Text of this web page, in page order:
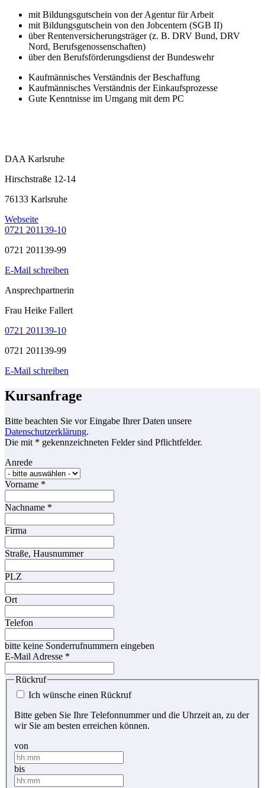
mit Bildungsgutschein von der Agentur für Arbeit
mit Bildungsgutschein von den Jobcentern (SGB II)
über Rentenversicherungsträger (z. B. DRV Bund, DRV
Nord, Berufsgenossenschaften)
über den Berufsförderungsdienst der Bundeswehr
Kaufmännisches Verständnis der Beschaffung
Kaufmännisches Verständnis der Einkaufsprozesse
Gute Kenntnisse im Umgang mit dem PC
DAA Karlsruhe
Hirschstraße 12-14
76133 Karlsruhe
Webseite
0721 201139-10
0721 201139-99
E-Mail schreiben
Ansprechpartnerin
Frau Heike Fallert
0721 201139-10
0721 201139-99
E-Mail schreiben
Kursanfrage
Bitte beachten Sie vor Eingabe Ihrer Daten unsere
Datenschutzerklärung.
Die mit * gekennzeichneten Felder sind Pflichtfelder.
Anrede
Vorname *
Nachname *
Firma
Straße, Hausnummer
PLZ
Ort
Telefon
bitte keine Sonderrufnummern eingeben
E-Mail Adresse *
Rückruf
Ich wünsche einen Rückruf
Bitte geben Sie Ihre Telefonnummer und die Uhrzeit an, zu der
wir Sie am besten erreichen können.
von
bis